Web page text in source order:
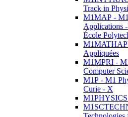
Track in
M1MAP -
Applications
École
Appliquées
M1MPRI -
Computer
M1P - M1
Curie - X